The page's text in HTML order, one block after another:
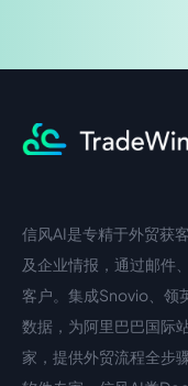
中文入口
信风AI是专精于外贸获
及企业情报，通过邮件
客户。集成Snovio、领
数据，为阿里巴巴国际
家，提供外贸流程全步